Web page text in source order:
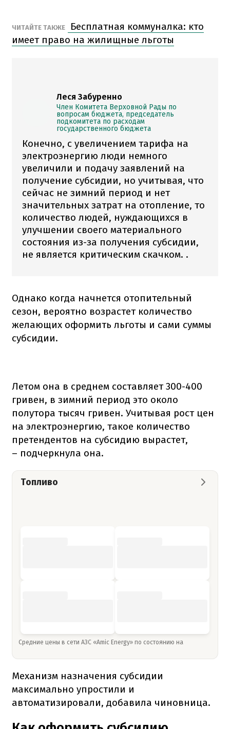
ЧИТАЙТЕ ТАКЖЕ
Бесплатная коммуналка: кто
имеет право на жилищные льготы
Леся Забуренно
Член Комитета Верховной Рады по
вопросам бюджета, председатель
подкомитета по расходам
государственного бюджета
Конечно, с увеличением тарифа на
электроэнергию люди немного
увеличили и подачу заявлений на
получение субсидии, но учитывая, что
сейчас не зимний период и нет
значительных затрат на отопление, то
количество людей, нуждающихся в
улучшении своего материального
состояния из-за получения субсидии,
не является критическим скачком. .
Однако когда начнется отопительный
сезон, вероятно возрастет количество
желающих оформить льготы и сами суммы
субсидии.
Летом она в среднем составляет 300-400
гривен, в зимний период это около
полутора тысяч гривен. Учитывая рост цен
на электроэнергию, такое количество
претендентов на субсидию вырастет,
– подчеркнула она.
Топливо
Средние цены в сети АЗС «Amic Energy» по состоянию на
Механизм назначения субсидии
максимально упростили и
автоматизировали, добавила чиновница.